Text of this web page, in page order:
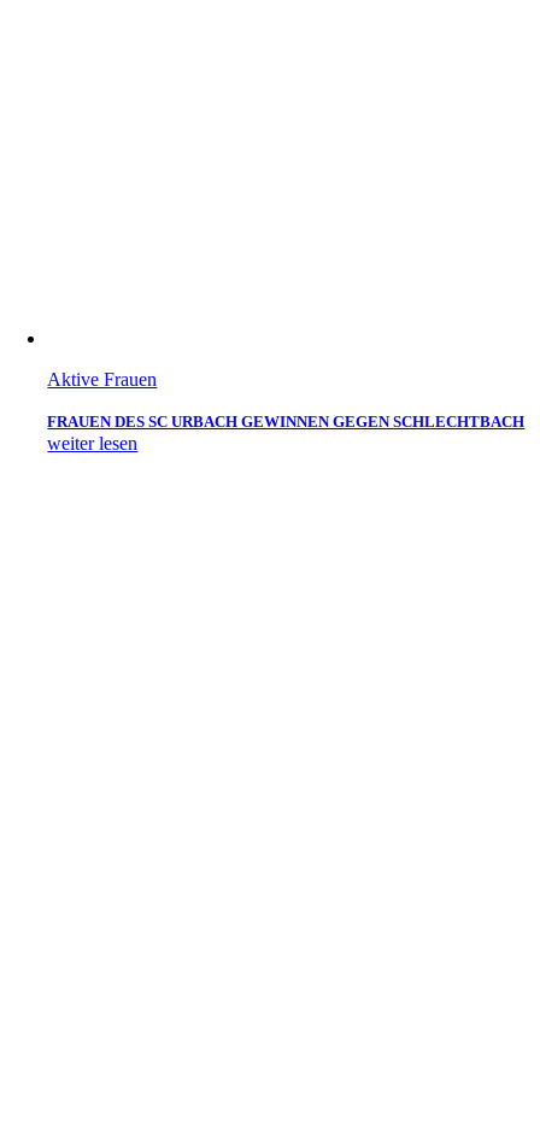
Aktive Frauen
FRAUEN DES SC URBACH GEWINNEN GEGEN SCHLECHTBACH
weiter lesen